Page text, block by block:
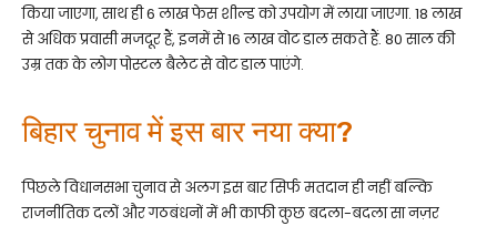
किया जाएगा, साथ ही 6 लाख फेस शील्ड को उपयोग में लाया जाएगा. 18 लाख
से अधिक प्रवासी मजदूर हैं, इनमें से 16 लाख वोट डाल सकते हैं. 80 साल की
उम्र तक के लोग पोस्टल बैलेट से वोट डाल पाएंगे.
बिहार चुनाव में इस बार नया क्या?
पिछले विधानसभा चुनाव से अलग इस बार सिर्फ मतदान ही नहीं बल्कि
राजनीतिक दलों और गठबंधनों में भी काफी कुछ बदला-बदला सा नज़र